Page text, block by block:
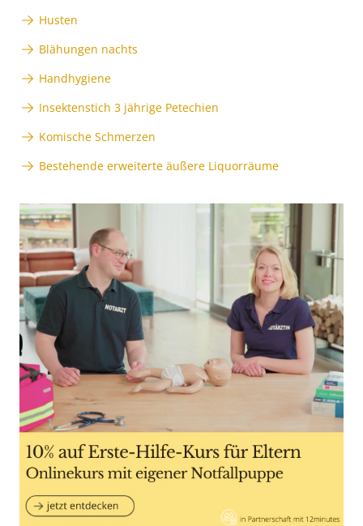
Husten
Blähungen nachts
Handhygiene
Insektenstich 3 jährige Petechien
Komische Schmerzen
Bestehende erweiterte äußere Liquorräume